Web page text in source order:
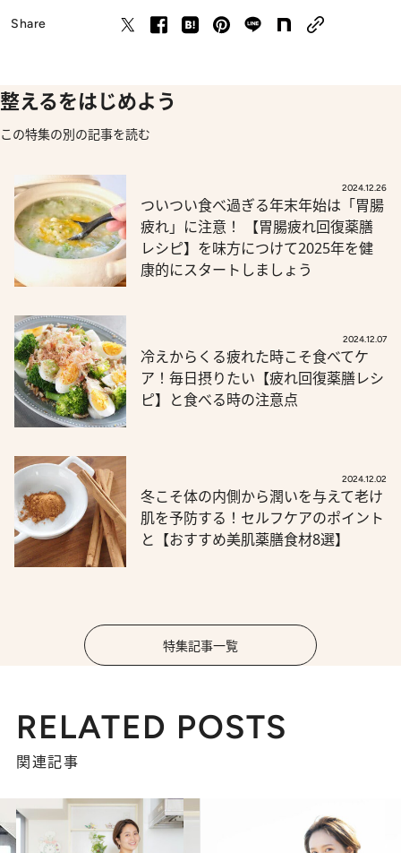
Share
整えるをはじめよう
この特集の別の記事を読む
2024.12.26
ついつい食べ過ぎる年末年始は「胃腸
疲れ」に注意！ 【胃腸疲れ回復薬膳
レシピ】を味方につけて2025年を健
康的にスタートしましょう
2024.12.07
冷えからくる疲れた時こそ食べてケ
ア！毎日摂りたい【疲れ回復薬膳レシ
ピ】と食べる時の注意点
2024.12.02
冬こそ体の内側から潤いを与えて老け
肌を予防する！セルフケアのポイント
と【おすすめ美肌薬膳食材8選】
特集記事一覧
RELATED POSTS
関連記事